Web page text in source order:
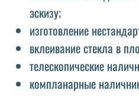
эскизу;
изготовление
вклеивание стекла в
телескопические
компланарные